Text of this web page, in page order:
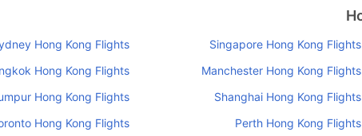
Singapore Hong Kong Flights
Hong Kong Flights
Manchester Hong Kong Flights
Hong Kong Flights
Shanghai Hong Kong Flights
Hong Kong Flights
Perth Hong Kong Flights
Hong Kong Flights